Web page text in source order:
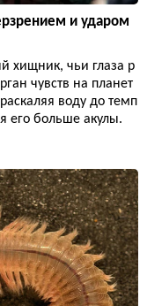
и ударом
хищник, чьи глаза р
чувств на планет
воду до темп
его больше акулы.